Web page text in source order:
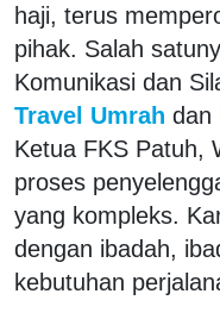
haji, terus
pihak. Salah
Komunikasi dan
Travel Umrah dan
Ketua FKS Patuh,
proses
yang kompleks.
dengan ibadah,
kebutuhan